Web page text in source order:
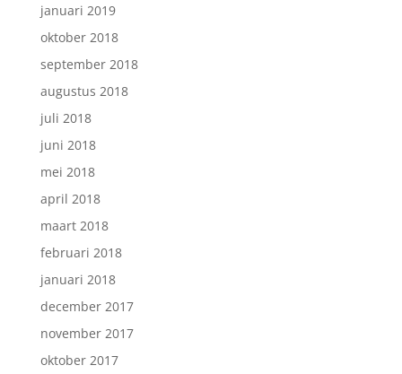
januari 2019
oktober 2018
september 2018
augustus 2018
juli 2018
juni 2018
mei 2018
april 2018
maart 2018
februari 2018
januari 2018
december 2017
november 2017
oktober 2017